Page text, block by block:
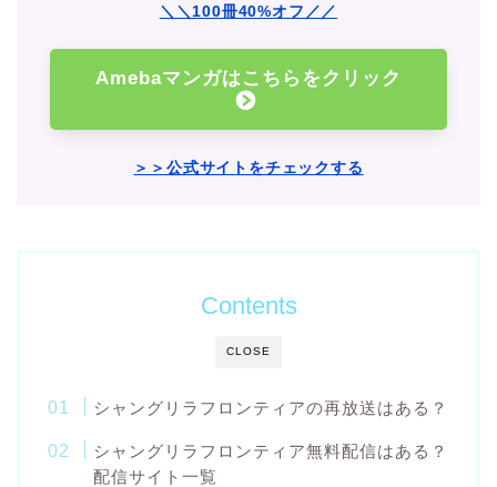
＼＼100冊40%オフ／／
Amebaマンガはこちらをクリック
＞＞公式サイトをチェックする
CLOSE
Contents
シャングリラフロンティアの再放送はある？
シャングリラフロンティア無料配信はある？
配信サイト一覧